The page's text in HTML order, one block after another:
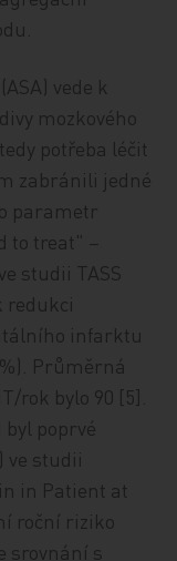
vede k
mozkového
potřeba léčit
zabránili jedné
parametr
to treat" –
studii TASS
redukci
infarktu
%). Průměrná
rok bylo 90 [5].
byl poprvé
ve studii
in Patient at
roční riziko
srovnání s